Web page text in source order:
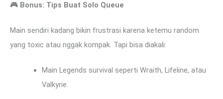
🎮 Bonus: Tips Buat Solo Queue
Main sendiri kadang bikin frustrasi karena ketemu random
yang toxic atau nggak kompak. Tapi bisa diakali:
Main Legends survival seperti Wraith, Lifeline, atau
Valkyrie.